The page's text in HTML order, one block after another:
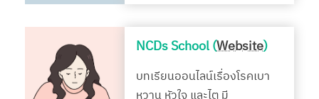
NCDs School (Website)
บทเรียนออนไลน์เรื่องโรคเบา